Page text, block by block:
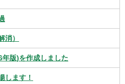
消）
版)を作成しました
します！